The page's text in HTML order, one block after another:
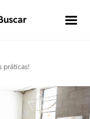
práticas!